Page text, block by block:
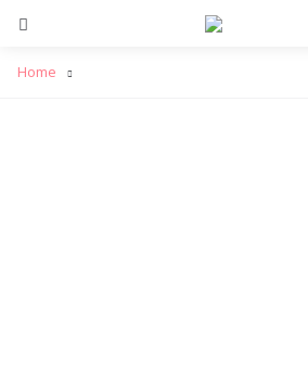
Home